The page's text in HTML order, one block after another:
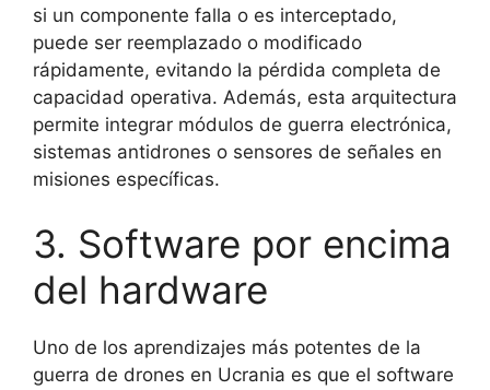
si un componente falla o es interceptado,
puede ser reemplazado o modificado
rápidamente, evitando la pérdida completa de
capacidad operativa. Además, esta arquitectura
permite integrar módulos de guerra electrónica,
sistemas antidrones o sensores de señales en
misiones específicas.
3. Software por encima
del hardware
Uno de los aprendizajes más potentes de la
guerra de drones en Ucrania es que el software